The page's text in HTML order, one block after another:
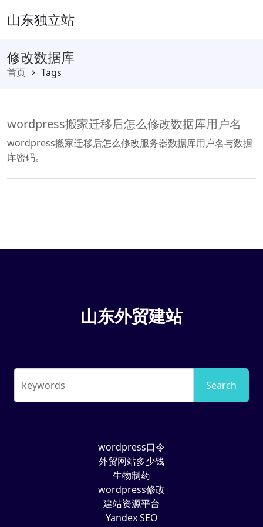
山东独立站
修改数据库
首页 Tags
wordpress搬家迁移后怎么修改数据库用户名
wordpress搬家迁移后怎么修改服务器数据库用户名与数据
库密码。
山东外贸建站
keywords Search
wordpress口令
外贸网站多少钱
生物制药
wordpress修改
建站资源平台
Yandex SEO